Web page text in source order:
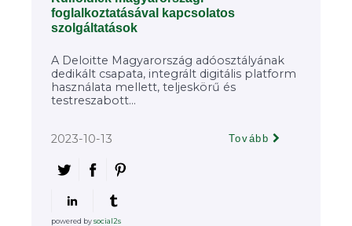
foglalkoztatásával kapcsolatos
szolgáltatások
A Deloitte Magyarország adóosztályának
dedikált csapata, integrált digitális platform
használata mellett, teljeskörű és
testreszabott...
2023-10-13 Tovább
powered bysocial2s